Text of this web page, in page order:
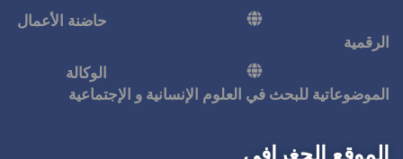
حاضنة الأعمال
الوكالة
الإنسانية و الإجتماعية